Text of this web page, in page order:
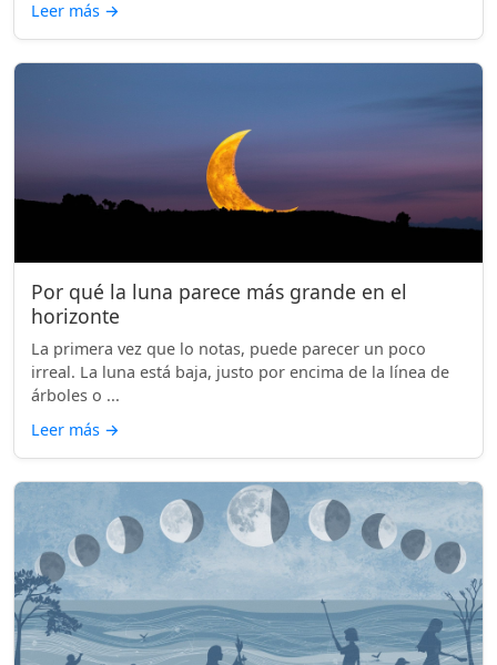
Leer más →
Por qué la luna parece más grande en el
horizonte
La primera vez que lo notas, puede parecer un poco
irreal. La luna está baja, justo por encima de la línea de
árboles o ...
Leer más →